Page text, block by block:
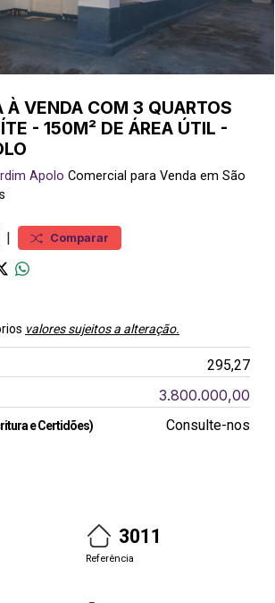
À VENDA COM 3 QUARTOS
- 150M² DE ÁREA ÚTIL -
Apolo Comercial para Venda em São
| Comparar
valores sujeitos a alteração.
295,27
3.800.000,00
e Certidões) Consulte-nos
3011
Referência